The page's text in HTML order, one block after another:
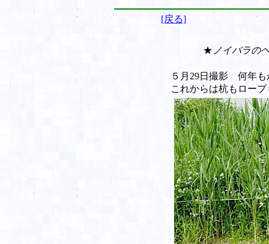
[戻る]
★ ノイバラの
５月29日撮影 何年も
これからは杭もロー